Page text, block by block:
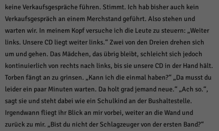
keine Verkaufsgespräche führen. Stimmt. Ich hab bisher auch kein
Verkaufsgespräch an einem Merchstand geführt. Also stehen und
warten wir. In meinem Kopf versuche ich die Leute zu steuern: „Weiter
links. Unsere CD liegt weiter links.“ Zwei von den Dreien drehen sich
um und gehen. Das Mädchen, das übrig bleibt, schleicht sich jedoch
kontinuierlich von rechts nach links, bis sie unsere CD in der Hand hält.
Torben fängt an zu grinsen. „Kann ich die einmal haben?“ „Da musst du
leider ein paar Minuten warten. Da holt grad jemand neue.“ „Ach so.“,
sagt sie und steht dabei wie ein Schulkind an der Bushaltestelle.
Irgendwann fliegt ihr Blick an mir vorbei, weiter an die Wand und
zurück zu mir. „Bist du nicht der Schlagzeuger von der ersten Band?“